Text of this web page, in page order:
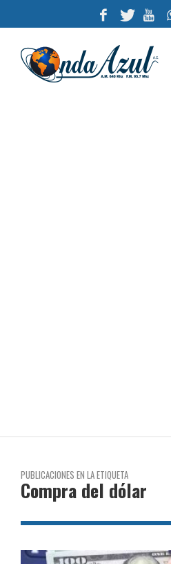
PUBLICACIONES EN LA ETIQUETA
Compra del dólar